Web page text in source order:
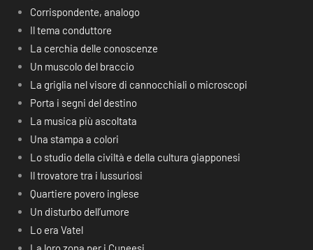
Corrispondente, analogo
Il tema conduttore
La cerchia delle conoscenze
Un muscolo del braccio
La griglia nel visore di cannocchiali o microscopi
Porta i segni del destino
La musica più ascoltata
Una stampa a colori
Lo studio della civiltà e della cultura giapponesi
Il trovatore tra i lussuriosi
Quartiere povero inglese
Un disturbo dell’umore
Lo era Vatel